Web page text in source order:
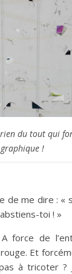
du tout qui
graphique !
de me dire : «
toi ! »
force de
Et
à tricoter ?